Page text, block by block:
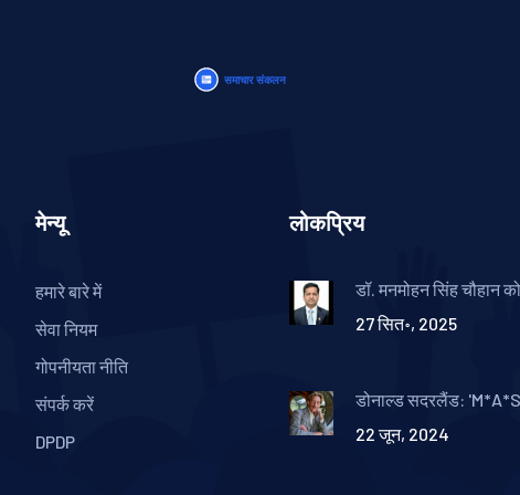
मेन्यू
हमारे बारे में
सेवा नियम
गोपनीयता नीति
संपर्क करें
DPDP
लोकप्रिय
डॉ. मनमोहन सिंह चौहान
27 सित॰, 2025
डोनाल्ड सदरलैंड:
अभिनेता का 88 वर्ष की आयु
22 जून, 2024